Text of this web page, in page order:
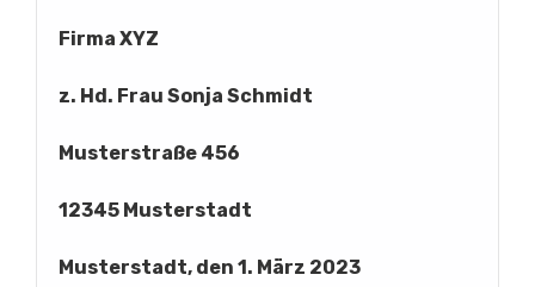
Firma XYZ
z. Hd. Frau Sonja Schmidt
Musterstraße 456
12345 Musterstadt
Musterstadt, den 1. März 2023